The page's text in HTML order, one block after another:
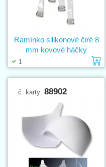
1
Ramínko silikonové čiré 8
mm kovové háčky
č. karty: 88902